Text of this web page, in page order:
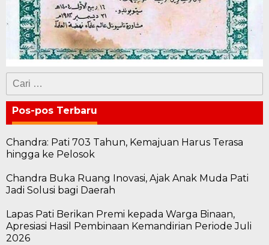
Cari
untuk:
Pos-pos Terbaru
Chandra: Pati 703 Tahun, Kemajuan Harus Terasa
hingga ke Pelosok
Chandra Buka Ruang Inovasi, Ajak Anak Muda Pati
Jadi Solusi bagi Daerah
Lapas Pati Berikan Premi kepada Warga Binaan,
Apresiasi Hasil Pembinaan Kemandirian Periode Juli
2026